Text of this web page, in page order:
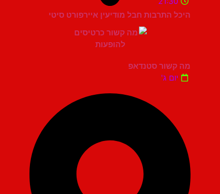
היכל התרבות חבל מודיעין איירפורט סיטי
מה קשור סטנדאפ
יום ג'